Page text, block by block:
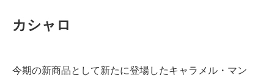
カシャロ
今期の新商品として新たに登場したキャラメル・マン